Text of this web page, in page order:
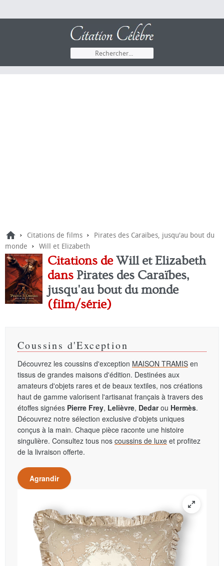
› Citations de films ›
Pirates des Caraïbes, jusqu'au bout du
monde › Will et Elizabeth
Citations deWill et Elizabeth
dans Pirates des Caraïbes,
jusqu'au bout du monde
(film/série)
Coussins d'Exception
Découvrez les coussins d'exception MAISON TRAMIS en
tissus de grandes maisons d'édition. Destinées aux
amateurs d'objets rares et de beaux textiles, nos créations
haut de gamme valorisent l'artisanat français à travers des
étoffes signées Pierre Frey, Lelièvre, Dedarou Hermès.
Découvrez notre sélection exclusive d'objets uniques
conçus à la main. Chaque pièce raconte une histoire
singulière. Consultez tous nos coussins de luxe et profitez
de la livraison offerte.
Agrandir